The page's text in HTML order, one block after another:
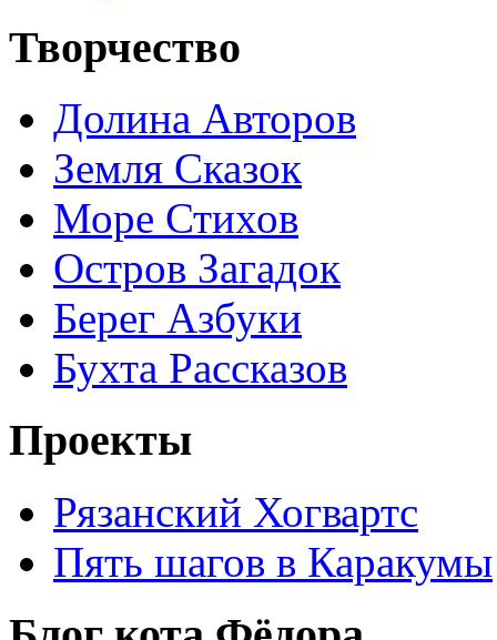
Творчество
Долина Авторов
Земля Сказок
Море Стихов
Остров Загадок
Берег Азбуки
Бухта Рассказов
Проекты
Рязанский Хогвартс
Пять шагов в Каракумы